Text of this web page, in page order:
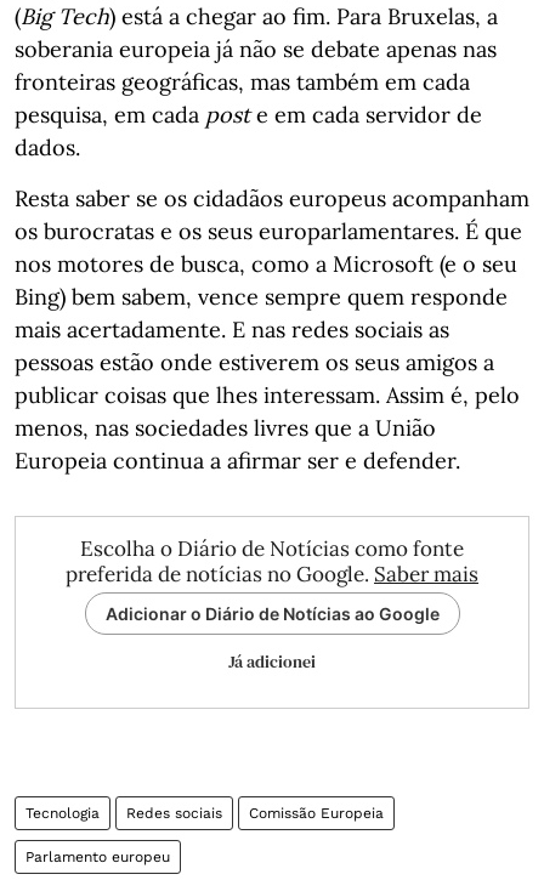
(Big Tech) está a chegar ao fim. Para Bruxelas, a
soberania europeia já não se debate apenas nas
fronteiras geográficas, mas também em cada
pesquisa, em cada poste em cada servidor de
dados.
Resta saber se os cidadãos europeus acompanham
os burocratas e os seus europarlamentares. É que
nos motores de busca, como a Microsoft (e o seu
Bing) bem sabem, vence sempre quem responde
mais acertadamente. E nas redes sociais as
pessoas estão onde estiverem os seus amigos a
publicar coisas que lhes interessam. Assim é, pelo
menos, nas sociedades livres que a União
Europeia continua a afirmar ser e defender.
Escolha o Diário de Notícias como fonte
preferida de notícias no Google. Saber mais
Adicionar o Diário de Notícias ao Google
Já adicionei
Tecnologia Redes sociais Comissão Europeia
Parlamento europeu